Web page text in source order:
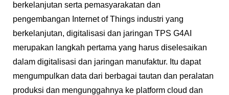
berkelanjutan serta pemasyarakatan dan
pengembangan Internet of Things industri yang
berkelanjutan, digitalisasi dan jaringan TPS G4AI
merupakan langkah pertama yang harus diselesaikan
dalam digitalisasi dan jaringan manufaktur. Itu dapat
mengumpulkan data dari berbagai tautan dan peralatan
produksi dan mengunggahnya ke platform cloud dan